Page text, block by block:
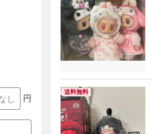
送料無料
円